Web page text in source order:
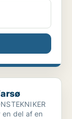
en del af en